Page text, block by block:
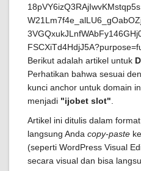
Berikut adalah artikel untuk
Perhatikan bahwa sesuai
kunci anchor untuk domain
menjadi "ijobet slot"
Artikel ini ditulis dalam
langsung Anda copy-paste
(seperti WordPress Visual
secara visual dan bisa